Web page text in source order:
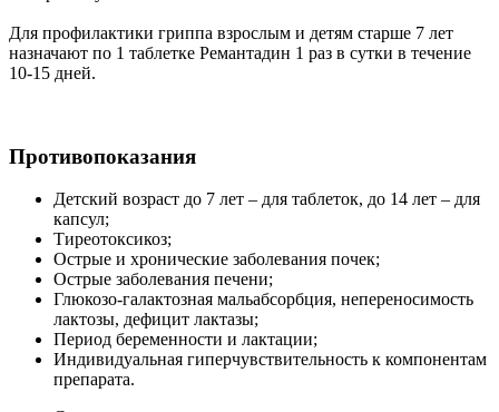
Для профилактики гриппа взрослым и детям старше 7 лет
назначают по 1 таблетке Ремантадин 1 раз в сутки в течение
10-15 дней.
Противопоказания
Детский возраст до 7 лет – для таблеток, до 14 лет – для
капсул;
Тиреотоксикоз;
Острые и хронические заболевания почек;
Острые заболевания печени;
Глюкозо-галактозная мальабсорбция, непереносимость
лактозы, дефицит лактазы;
Период беременности и лактации;
Индивидуальная гиперчувствительность к компонентам
препарата.